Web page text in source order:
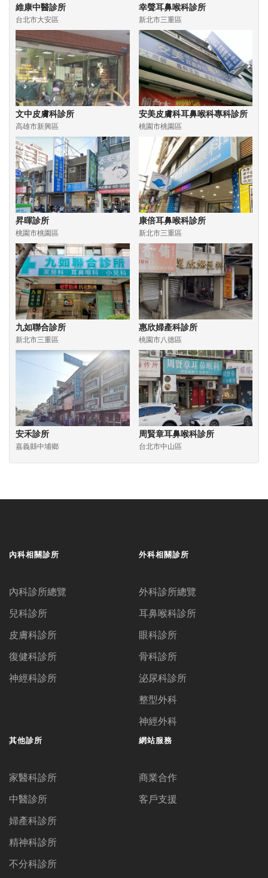
維康中醫診所
台北市大安區
幸聲耳鼻喉科診所
新北市三重區
文中皮膚科診所
高雄市新興區
安美皮膚科耳鼻喉科專科診所
桃園市桃園區
昇暉診所
桃園市桃園區
康倍耳鼻喉科診所
新北市三重區
九如聯合診所
新北市三重區
惠欣婦產科診所
桃園市八德區
安禾診所
嘉義縣中埔鄉
周賢章耳鼻喉科診所
台北市中山區
內科相關診所
內科診所總覽
兒科診所
皮膚科診所
復健科診所
神經科診所
外科相關診所
外科診所總覽
耳鼻喉科診所
眼科診所
骨科診所
泌尿科診所
整型外科
神經外科
其他診所
家醫科診所
中醫診所
婦產科診所
精神科診所
不分科診所
網站服務
商業合作
客戶支援